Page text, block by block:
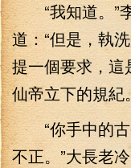
“我知道。”李
道：“但是，執
提一個要求，
仙帝立下的規紀
“你手中的古
不正。”大長老